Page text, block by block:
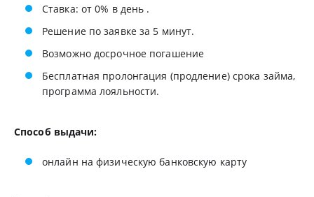
Ставка: от 0% в день .
Решение по заявке за 5 минут.
Возможно досрочное погашение
Бесплатная пролонгация (продление) срока займа,
программа лояльности.
Способ выдачи:
онлайн на физическую банковскую карту